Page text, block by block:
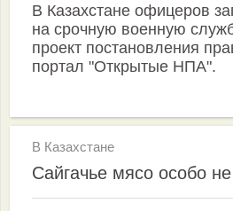
В Казахстане офицеров
на срочную военную
проект постановления
портал "Открытые НПА".
В Казахстане
Сайгачье мясо особо